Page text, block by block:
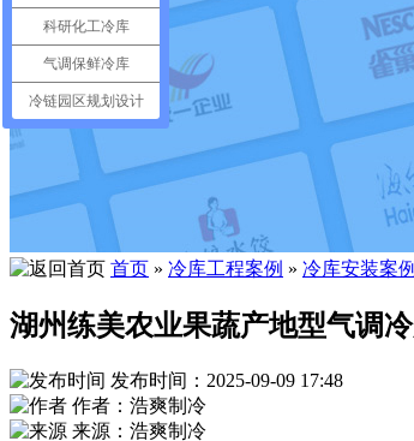
首页 » 冷库工程案例 » 冷库安装案例
湖州练美农业果蔬产地型气调
发布时间：2025-09-09 17:48
作者：浩爽制冷
来源：浩爽制冷
科研化工冷库
气调保鲜冷库
冷链园区规划设计